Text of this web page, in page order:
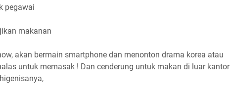
pegawai
makanan
akan bermain smartphone dan menonton drama korea atau
untuk memasak ! Dan cenderung untuk makan di luar kantor